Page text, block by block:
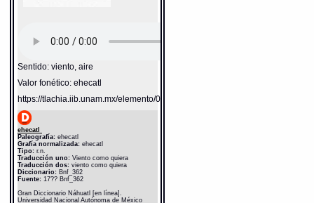
Sentido: viento, aire
Valor fonético: ehecatl
https://tlachia.iib.unam.mx/elemento/04.02.05
ehecatl
Paleografía:ehecatl
Grafía normalizada:ehecatl
Tipo:r.n.
Traducción uno:Viento como quiera
Traducción dos:viento como quiera
Diccionario: Bnf_362
Fuente:17?? Bnf_362
Gran Diccionario Náhuatl [en línea].
Universidad Nacional Autónoma de México